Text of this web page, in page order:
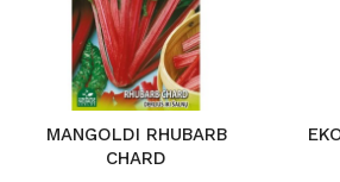
MANGOLDI RHUBARB
CHARD